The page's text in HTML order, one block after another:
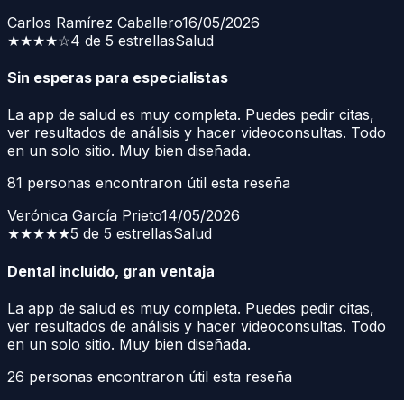
Carlos Ramírez Caballero16/05/2026
★★★★☆4 de 5 estrellasSalud
Sin esperas para especialistas
La app de salud es muy completa. Puedes pedir citas,
ver resultados de análisis y hacer videoconsultas. Todo
en un solo sitio. Muy bien diseñada.
81 personas encontraron útil esta reseña
Verónica García Prieto14/05/2026
★★★★★5 de 5 estrellasSalud
Dental incluido, gran ventaja
La app de salud es muy completa. Puedes pedir citas,
ver resultados de análisis y hacer videoconsultas. Todo
en un solo sitio. Muy bien diseñada.
26 personas encontraron útil esta reseña